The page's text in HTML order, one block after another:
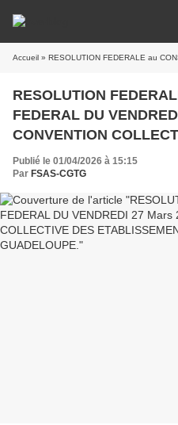
Accueil » RESOLUTION FEDERALE au CONSEIL FEDERAL DU VENDREDI 27 Mars 2026 :
RESOLUTION FEDERALE au
FEDERAL DU
CONVENTION
ETABLISSEMENTS DE
GUADELOUPE.
Publié le 01/04/2026 à 15:15
Par FSAS-CGTG